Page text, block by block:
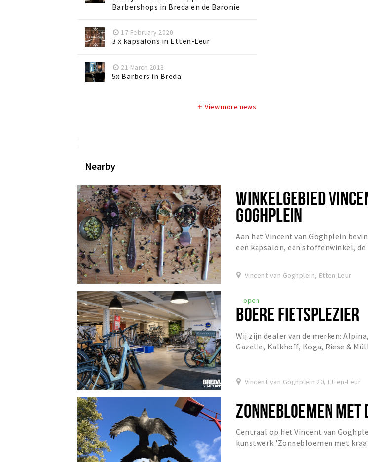
Barbershops in Breda en de Baronie
17 February 2020
3 x kapsalons in Etten-Leur
21 March 2018
5x Barbers in Breda
add View more news
Nearby
WINKELGEBIED
GOGHPLEIN
Aan het Vincent van Goghplein
een kapsalon, een stoffenwinkel, de
Vincent van Goghplein, Etten-Leur
open
BOERE FIETSPLEZIER
Wij zijn dealer van de merken:
Gazelle, Kalkhoff, Koga, Riese &
Vincent van Goghplein 20, Etten-Leur
ZONNEBLOEMEN MET
Centraal op het Vincent van
kunstwerk 'Zonnebloemen met